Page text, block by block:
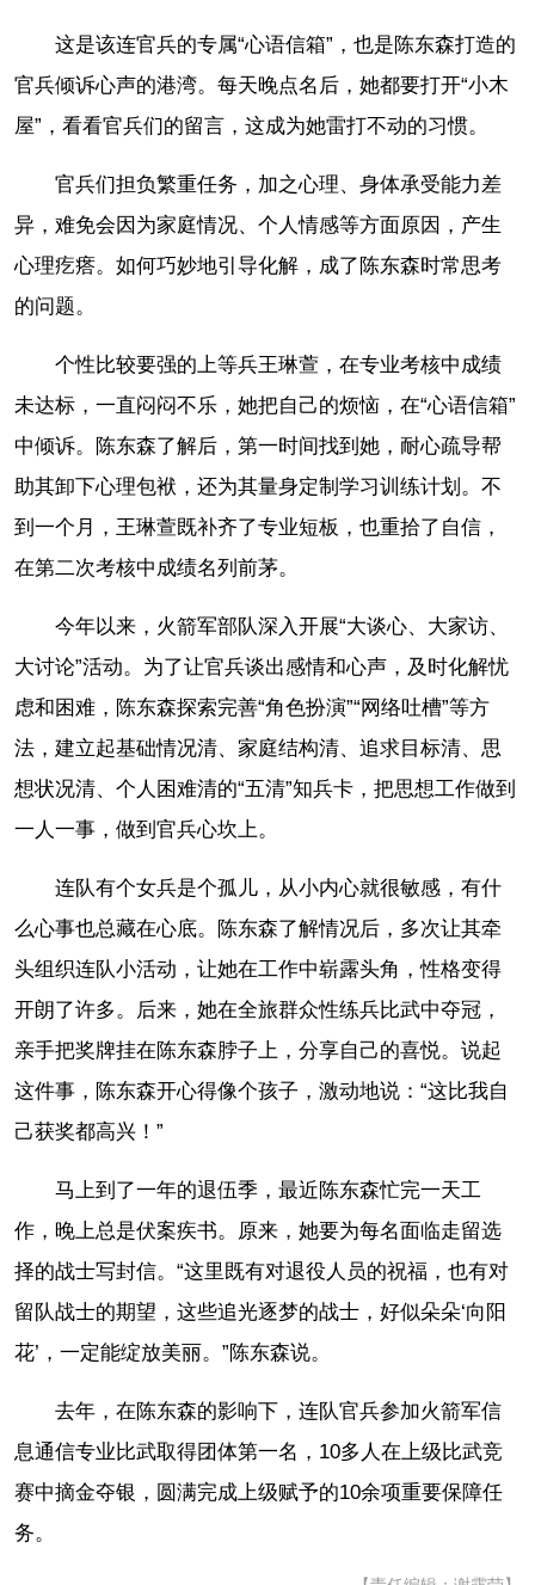
这是该连官兵的专属“心语信箱”，也是陈东森打造的
官兵倾诉心声的港湾。每天晚点名后，她都要打开“小木
屋”，看看官兵们的留言，这成为她雷打不动的习惯。
官兵们担负繁重任务，加之心理、身体承受能力差
异，难免会因为家庭情况、个人情感等方面原因，产生
心理疙瘩。如何巧妙地引导化解，成了陈东森时常思考
的问题。
个性比较要强的上等兵王琳萱，在专业考核中成绩
未达标，一直闷闷不乐，她把自己的烦恼，在“心语信箱”
中倾诉。陈东森了解后，第一时间找到她，耐心疏导帮
助其卸下心理包袱，还为其量身定制学习训练计划。不
到一个月，王琳萱既补齐了专业短板，也重拾了自信，
在第二次考核中成绩名列前茅。
今年以来，火箭军部队深入开展“大谈心、大家访、
大讨论”活动。为了让官兵谈出感情和心声，及时化解忧
虑和困难，陈东森探索完善“角色扮演”“网络吐槽”等方
法，建立起基础情况清、家庭结构清、追求目标清、思
想状况清、个人困难清的“五清”知兵卡，把思想工作做到
一人一事，做到官兵心坎上。
连队有个女兵是个孤儿，从小内心就很敏感，有什
么心事也总藏在心底。陈东森了解情况后，多次让其牵
头组织连队小活动，让她在工作中崭露头角，性格变得
开朗了许多。后来，她在全旅群众性练兵比武中夺冠，
亲手把奖牌挂在陈东森脖子上，分享自己的喜悦。说起
这件事，陈东森开心得像个孩子，激动地说：“这比我自
己获奖都高兴！”
马上到了一年的退伍季，最近陈东森忙完一天工
作，晚上总是伏案疾书。原来，她要为每名面临走留选
择的战士写封信。“这里既有对退役人员的祝福，也有对
留队战士的期望，这些追光逐梦的战士，好似朵朵‘向阳
花’，一定能绽放美丽。”陈东森说。
去年，在陈东森的影响下，连队官兵参加火箭军信
息通信专业比武取得团体第一名，10多人在上级比武竞
赛中摘金夺银，圆满完成上级赋予的10余项重要保障任
务。